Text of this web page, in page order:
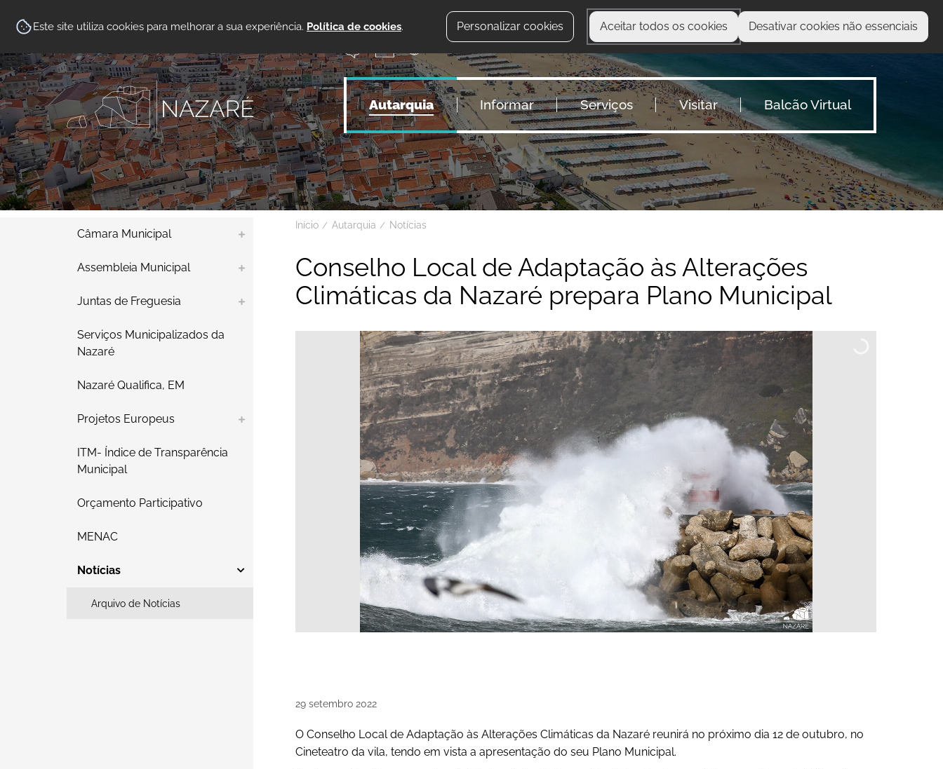
Este site utiliza cookies para melhorar a sua experiência. Política de cookies. Personalizar cookies Aceitar todos os cookies Desativar cookies não essenciais
O que procura?
Autarquia Informar Serviços Visitar Balcão Virtual
Câmara Municipal
Assembleia Municipal
Juntas de Freguesia
Serviços Municipalizados da
Nazaré
Nazaré Qualifica, EM
Projetos Europeus
ITM- Índice de Transparência
Municipal
Orçamento Participativo
MENAC
Notícias
Arquivo de Notícias
Início Autarquia Notícias
Conselho Local de Adaptação às Alterações
Climáticas da Nazaré prepara Plano Municipal
29 setembro 2022
O Conselho Local de Adaptação às Alterações Climáticas da Nazaré reunirá no próximo dia 12 de outubro, no
Cineteatro da vila, tendo em vista a apresentação do seu Plano Municipal.